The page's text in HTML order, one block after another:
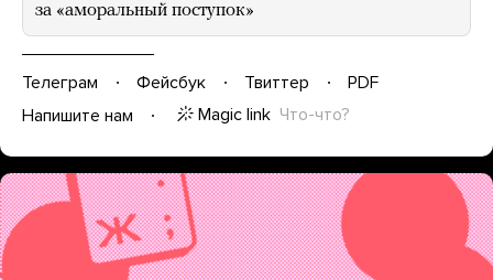
за «аморальный поступок»
Телеграм Фейсбук Твиттер
PDF
Напишите нам
Magic link Что-что?